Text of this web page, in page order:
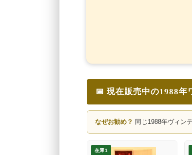
📅 現在販売中の1988年
なぜお勧め？ 同じ1988年ヴィン
在庫1